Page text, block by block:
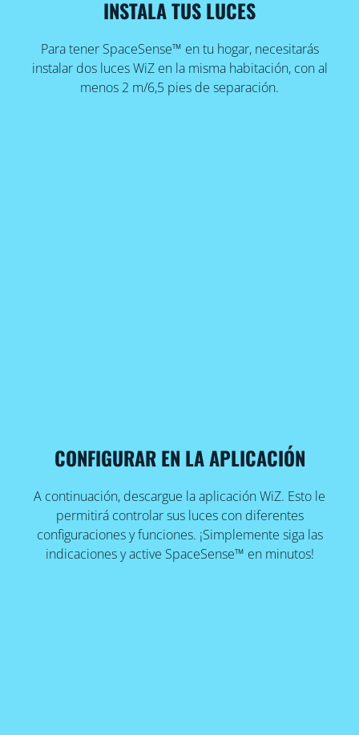
INSTALA TUS LUCES
Para tener SpaceSense™ en tu hogar, necesitarás
instalar dos luces WiZ en la misma habitación, con al
menos 2 m/6,5 pies de separación.
CONFIGURAR EN LA APLICACIÓN
A continuación, descargue la aplicación WiZ. Esto le
permitirá controlar sus luces con diferentes
configuraciones y funciones. ¡Simplemente siga las
indicaciones y active SpaceSense™ en minutos!